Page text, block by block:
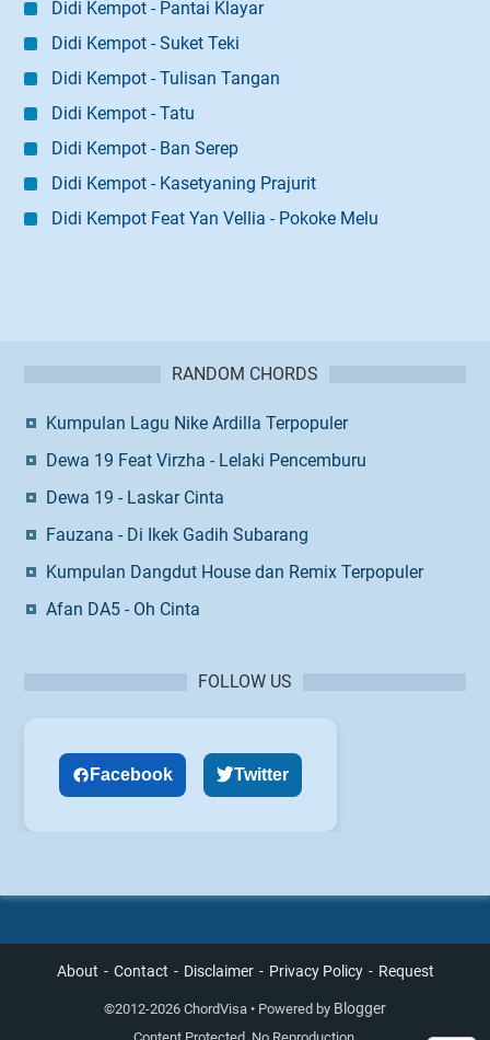
Didi Kempot - Pantai Klayar
Didi Kempot - Suket Teki
Didi Kempot - Tulisan Tangan
Didi Kempot - Tatu
Didi Kempot - Ban Serep
Didi Kempot - Kasetyaning Prajurit
Didi Kempot Feat Yan Vellia - Pokoke Melu
RANDOM CHORDS
Kumpulan Lagu Nike Ardilla Terpopuler
Dewa 19 Feat Virzha - Lelaki Pencemburu
Dewa 19 - Laskar Cinta
Fauzana - Di Ikek Gadih Subarang
Kumpulan Dangdut House dan Remix Terpopuler
Afan DA5 - Oh Cinta
FOLLOW US
Facebook Twitter
About Contact Disclaimer Privacy Policy Request
©2012-2026 ChordVisa • Powered by Blogger